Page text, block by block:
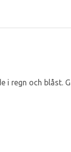
regn och blåst.